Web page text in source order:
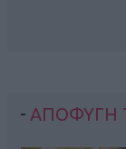
ΑΠΟΦΥΓΗ